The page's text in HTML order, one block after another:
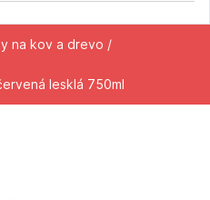
na kov a drevo /
lesklá 750ml